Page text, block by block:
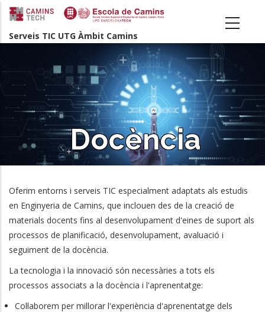
Vés
contingut
Serveis TIC UTG Àmbit Camins
Docència
Oferim entorns i serveis TIC especialment adaptats als estudis
en Enginyeria de Camins, que inclouen des de la creació de
materials docents fins al desenvolupament d'eines de suport als
processos de planificació, desenvolupament, avaluació i
seguiment de la docència.
La tecnologia i la innovació són necessàries a tots els
processos associats a la docència i l'aprenentatge:
Col·laborem per millorar l'experiència d'aprenentatge dels